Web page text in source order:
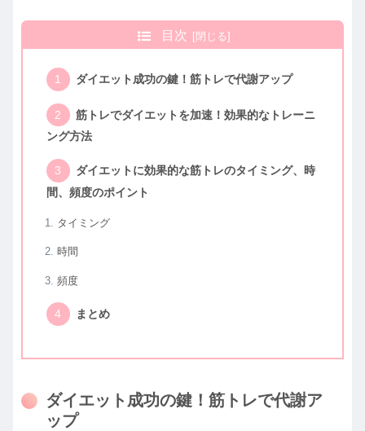
目次
ダイエット成功の鍵！筋トレで代謝アップ
筋トレでダイエットを加速！効果的なトレーニ
ング方法
ダイエットに効果的な筋トレのタイミング、時
間、頻度のポイント
タイミング
時間
頻度
まとめ
ダイエット成功の鍵！筋トレで代謝ア
ップ